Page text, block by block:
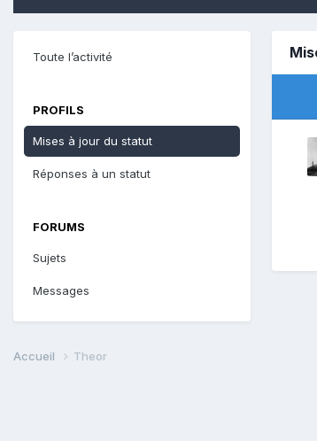
Toute l’activité
PROFILS
Mises à jour du statut
Réponses à un statut
FORUMS
Sujets
Messages
Accueil Theor